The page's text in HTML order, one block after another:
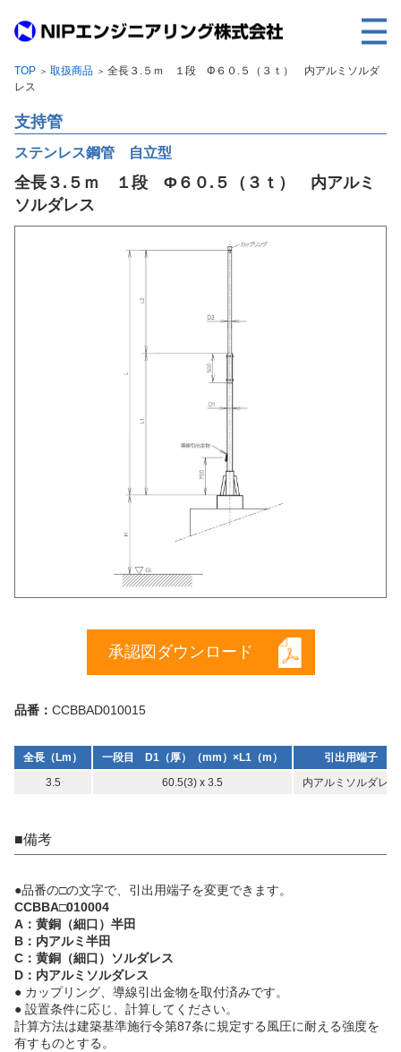
TOP
事業内容
取扱製品
各種実績
会社案内
個人データの共同利用について
TOP ＞ 取扱商品 ＞ 全長３.５ｍ １段 Φ６０.５（３ｔ） 内アルミソルダ
レス
支持管
ステンレス鋼管 自立型
全長３.５ｍ １段 Φ６０.５（３ｔ） 内アルミ
ソルダレス
承認図ダウンロード
品番： CCBBAD010015
全長（Lm） 一段目 D1（厚）（mm）×L1（m）
引出用端子
3.5
60.5(3) x 3.5 内アルミソルダレス
■備考
●品番の□の文字で、引出用端子を変更できます。
CCBBA□010004
A：黄銅（細口）半田
B：内アルミ半田
C：黄銅（細口）ソルダレス
D：内アルミソルダレス
● カップリング、導線引出金物を取付済みです。
● 設置条件に応じ、計算してください。
計算方法は建築基準施行令第87条に規定する風圧に耐える強度を
有すものとする。